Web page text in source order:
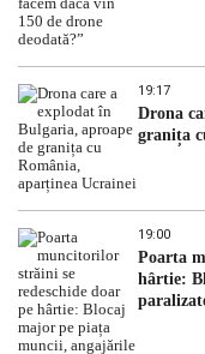
19:17
Drona
granița
19:00
Poarta
hârtie: